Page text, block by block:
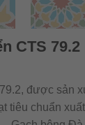
CTS 79.2
được sản
tiêu chuẩn